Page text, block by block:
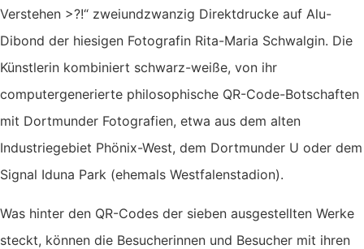
Verstehen >?!“ zweiundzwanzig Direktdrucke auf Alu-
Dibond der hiesigen Fotografin Rita-Maria Schwalgin. Die
Künstlerin kombiniert schwarz-weiße, von ihr
computergenerierte philosophische QR-Code-Botschaften
mit Dortmunder Fotografien, etwa aus dem alten
Industriegebiet Phönix-West, dem Dortmunder U oder dem
Signal Iduna Park (ehemals Westfalenstadion).
Was hinter den QR-Codes der sieben ausgestellten Werke
steckt, können die Besucherinnen und Besucher mit ihren